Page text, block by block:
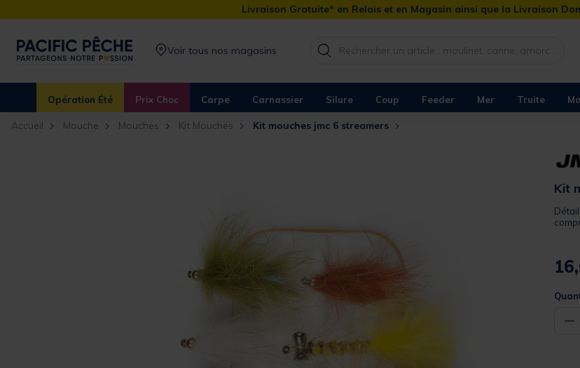
Livraison Gratuite* en Relais et en Magasin ainsi que la Livraison
Voir tous nos magasins
Opération Été Prix Choc Carpe Carnassier Silure Coup Feeder Mer Truite
Accueil Mouche Mouches Kit Mouches Kit mouches jmc 6 streamers
Kit
16,
−